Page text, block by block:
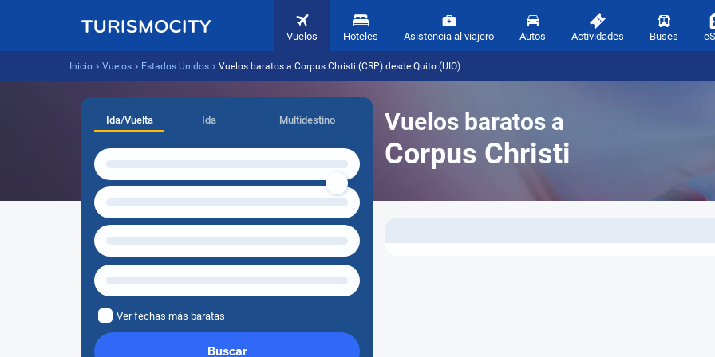
Vuelos Hoteles Asistencia al viajero Autos Actividades Buses
Inicio Vuelos Estados Unidos Vuelos baratos a Corpus Christi (CRP) desde Quito (UIO)
Vuelos baratos a
Corpus Christi
Ida/Vuelta Ida Multidestino
Ver fechas más baratas
Buscar